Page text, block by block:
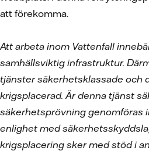
att förekomma.
Att arbeta inom Vattenfall
samhällsviktig infrastruktur.
tjänster säkerhetsklassade och
krigsplacerad. Är denna tjänst
säkerhetsprövning genomföras
enlighet med
krigsplacering sker med stöd i